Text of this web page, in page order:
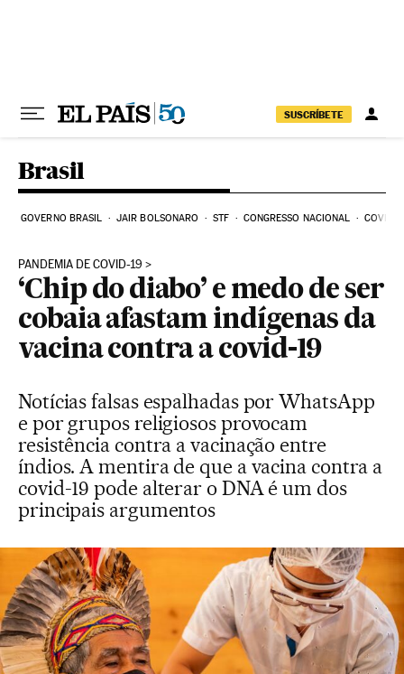
SUSCRÍBETE
Brasil
GOVERNO BRASIL JAIR BOLSONARO STF CONGRESSO NACIONAL COVID-
PANDEMIA DE COVID-19
‘Chip do diabo’ e medo de ser
cobaia afastam indígenas da
vacina contra a covid-19
Notícias falsas espalhadas por WhatsApp
e por grupos religiosos provocam
resistência contra a vacinação entre
índios. A mentira de que a vacina contra a
covid-19 pode alterar o DNA é um dos
principais argumentos